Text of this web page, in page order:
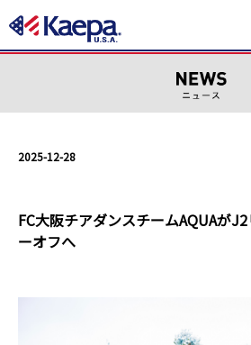
2025-12-28
FC大阪チアダンスチームAQUAが
ーオフへ